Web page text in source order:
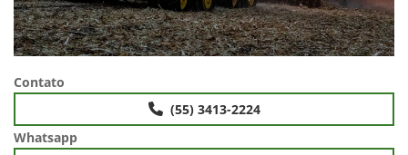
Contato
(55) 3413-2224
Whatsapp